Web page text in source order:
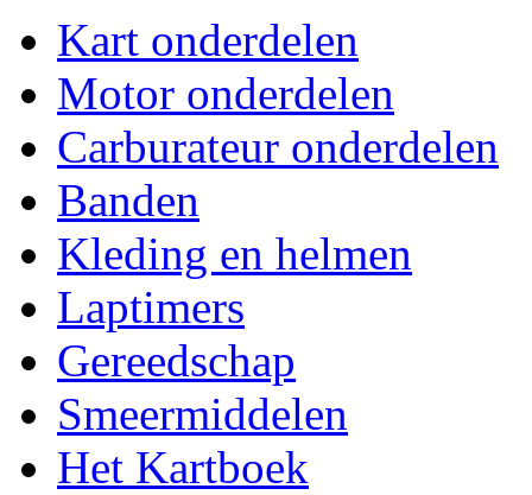
Kart onderdelen
Motor onderdelen
Carburateur onderdelen
Banden
Kleding en helmen
Laptimers
Gereedschap
Smeermiddelen
Het Kartboek